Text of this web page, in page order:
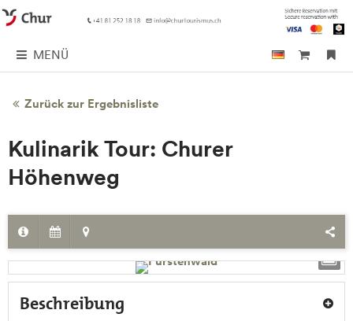
MENÜ
Zurück zur Ergebnisliste
Kulinarik Tour: Churer
Höhenweg
Beschreibung